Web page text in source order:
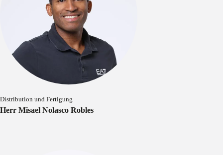
Distribution und Fertigung
Herr Misael Nolasco Robles